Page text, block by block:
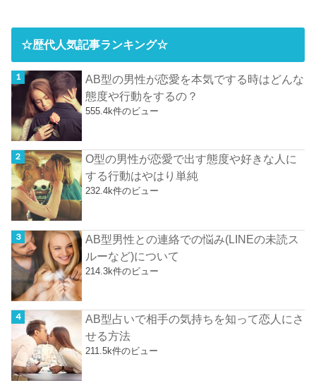
☆歴代人気記事ランキング☆
AB型の男性が恋愛を本気でする時はどんな
態度や行動をするの？
555.4k件のビュー
O型の男性が恋愛で出す態度や好きな人に
する行動はやはり単純
232.4k件のビュー
AB型男性との連絡での悩み(LINEの未読ス
ルーなど)について
214.3k件のビュー
AB型占いで相手の気持ちを知って恋人にさ
せる方法
211.5k件のビュー